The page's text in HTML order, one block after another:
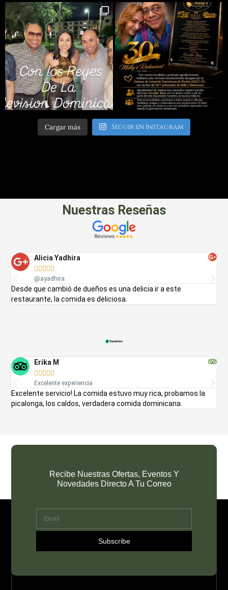
Cargar más Seguir en Instagram
Nuestras Reseñas
Alicia Yadhira
    
@ayadhira
Desde que cambió de dueños es una delicia ir a este
restaurante, la comida es deliciosa.
Erika M
    
Excelente experiencia
Excelente servicio! La comida estuvo muy rica, probamos la
picalonga, los caldos, verdadera comida dominicana.
Recibe Nuestras Ofertas, Eventos Y
Novedades Directo A Tu Correo
Subscribe